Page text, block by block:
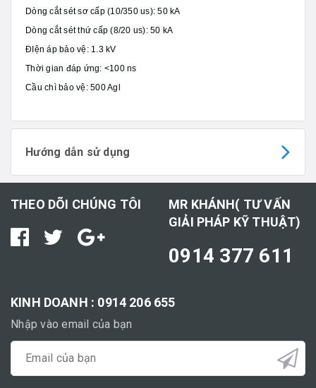
Dòng cắt sét sơ cấp (10/350 us): 50 kA
Dòng cắt sét thứ cấp (8/20 us): 50 kA
ĐIện áp bảo vệ: 1.3 kV
Thời gian đáp ứng: <100 ns
Cầu chì bảo vệ: 500 Agl
Hướng dẫn sử dụng
THEO DÕI CHÚNG TÔI
MR KHÁNH( TƯ VẤN
GIẢI PHÁP KỸ THUẬT)
0914 377 611
KINH DOANH : 0914 206 655
Nhập vào email của bạn